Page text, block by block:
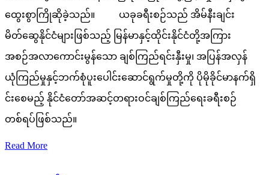
ထွေးစွာကြိုဆိုခဲ့သည်။ ယခုခရီးစဉ်သည် အိမ်နီးချင်း
မိတ်ဆွေနိုင်ငံများဖြစ်သည့် မြန်မာနှင့်ထိုင်းနိုင်ငံတို့အကြား
အစဉ်အလာကောင်းမွန်သော ချစ်ကြည်ရင်းနှီးမှု၊ အပြန်အလှန်
ယုံကြည်မှုနှင့်ဘက်စုံပူးပေါင်းဆောင်ရွက်မှုတို့ကို ပိုမိုခိုင်မာနက်ရှိ
င်းစေမည့် နိုင်ငံတော်အဆင့်တရားဝင်ချစ်ကြည်ရေးခရီးစဉ်
တစ်ရပ်ဖြစ်သည်။
Read More